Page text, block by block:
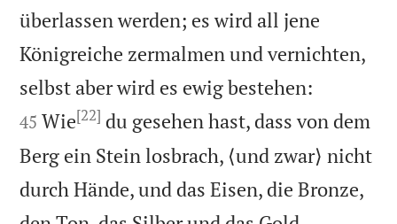
überlassen werden; es wird all jene
Königreiche zermalmen und vernichten,
selbst aber wird es ewig bestehen:
45 Wie[22] du gesehen hast, dass von dem
Berg ein Stein losbrach, ⟨und zwar⟩ nicht
durch Hände, und das Eisen, die Bronze,